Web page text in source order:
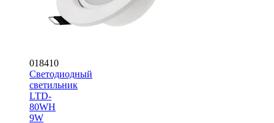
018410
Светодиодный
светильник
LTD-
80WH
9W